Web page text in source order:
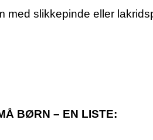
med slikkepinde eller
BØRN – EN LISTE: